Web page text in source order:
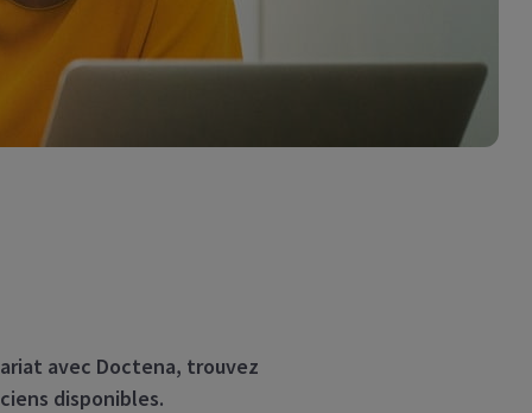
avec Doctena, trouvez
disponibles.